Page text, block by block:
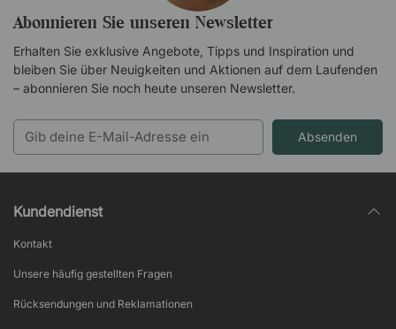
Abonnieren Sie unseren Newsletter
Erhalten Sie exklusive Angebote, Tipps und Inspiration und
bleiben Sie über Neuigkeiten und Aktionen auf dem Laufenden
– abonnieren Sie noch heute unseren Newsletter.
Absenden
Kundendienst
Kontakt
Unsere häufig gestellten Fragen
Rücksendungen und Reklamationen